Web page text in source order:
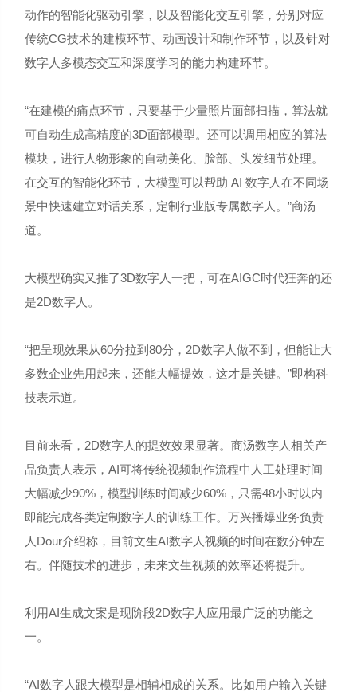
动作的智能化驱动引擎，以及智能化交互引擎，分别对应
传统CG技术的建模环节、动画设计和制作环节，以及针对
数字人多模态交互和深度学习的能力构建环节。
“在建模的痛点环节，只要基于少量照片面部扫描，算法就
可自动生成高精度的3D面部模型。还可以调用相应的算法
模块，进行人物形象的自动美化、脸部、头发细节处理。
在交互的智能化环节，大模型可以帮助 AI 数字人在不同场
景中快速建立对话关系，定制行业版专属数字人。”商汤
道。
大模型确实又推了3D数字人一把，可在AIGC时代狂奔的还
是2D数字人。
“把呈现效果从60分拉到80分，2D数字人做不到，但能让大
多数企业先用起来，还能大幅提效，这才是关键。”即构科
技表示道。
目前来看，2D数字人的提效效果显著。商汤数字人相关产
品负责人表示，AI可将传统视频制作流程中人工处理时间
大幅减少90%，模型训练时间减少60%，只需48小时以内
即能完成各类定制数字人的训练工作。万兴播爆业务负责
人Dour介绍称，目前文生AI数字人视频的时间在数分钟左
右。伴随技术的进步，未来文生视频的效率还将提升。
利用AI生成文案是现阶段2D数字人应用最广泛的功能之
一。
“AI数字人跟大模型是相辅相成的关系。比如用户输入关键